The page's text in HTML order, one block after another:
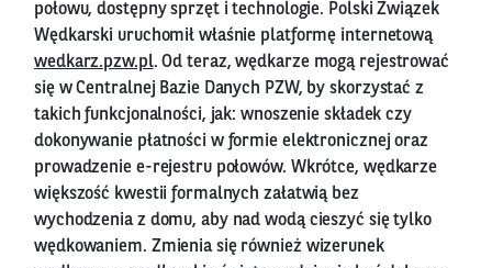
połowu, dostępny sprzęt i technologie. Polski Związek
Wędkarski uruchomił właśnie platformę internetową
wedkarz.pzw.pl. Od teraz, wędkarze mogą rejestrować
się w Centralnej Bazie Danych PZW, by skorzystać z
takich funkcjonalności, jak: wnoszenie składek czy
dokonywanie płatności w formie elektronicznej oraz
prowadzenie e-rejestru połowów. Wkrótce, wędkarze
większość kwestii formalnych załatwią bez
wychodzenia z domu, aby nad wodą cieszyć się tylko
wędkowaniem. Zmienia się również wizerunek